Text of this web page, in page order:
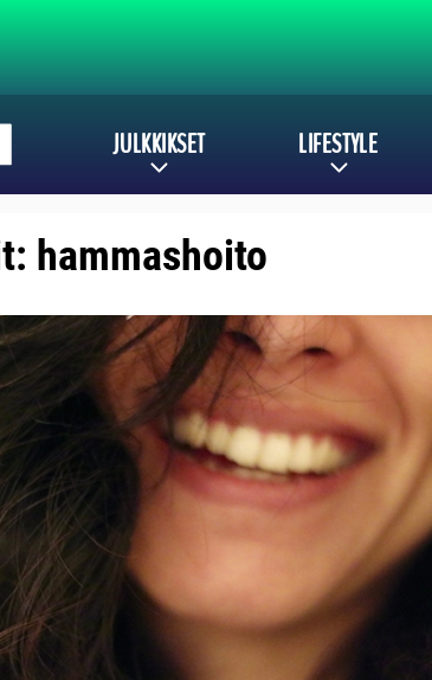
JULKKIKSET LIFESTYLE
hammashoito